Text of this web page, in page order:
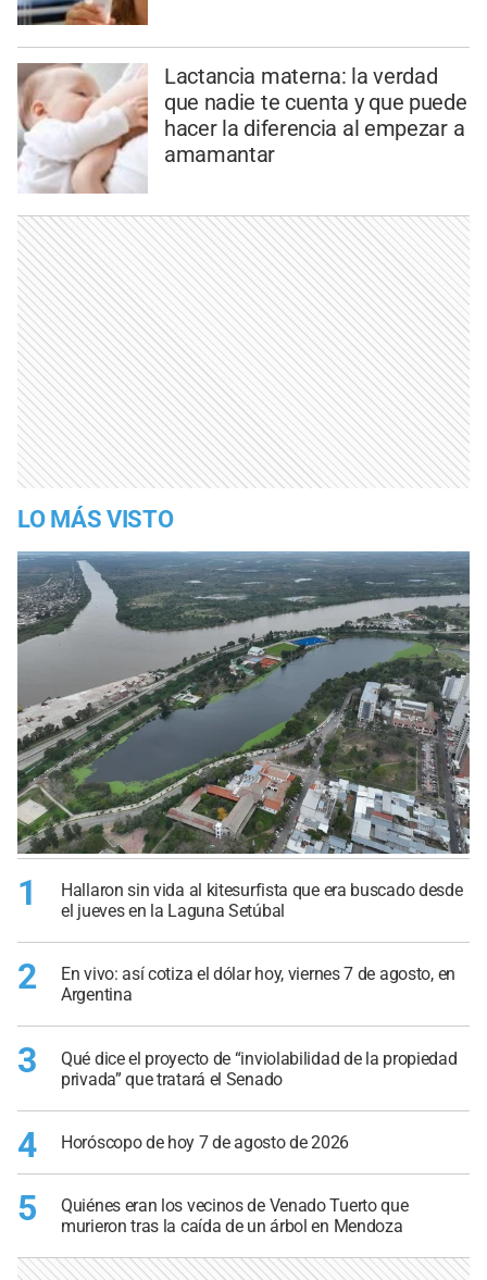
Lactancia materna: la verdad
que nadie te cuenta y que puede
hacer la diferencia al empezar a
amamantar
LO MÁS VISTO
1
Hallaron sin vida al kitesurfista que era buscado desde
el jueves en la Laguna Setúbal
2
En vivo: así cotiza el dólar hoy, viernes 7 de agosto, en
Argentina
3
Qué dice el proyecto de “inviolabilidad de la propiedad
privada” que tratará el Senado
4 Horóscopo de hoy 7 de agosto de 2026
5
Quiénes eran los vecinos de Venado Tuerto que
murieron tras la caída de un árbol en Mendoza